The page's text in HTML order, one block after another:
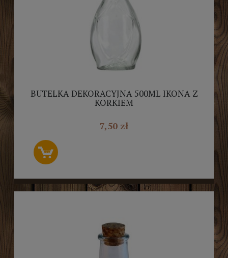
BUTELKA DEKORACYJNA 500ML IKONA Z
KORKIEM
7,50 zł